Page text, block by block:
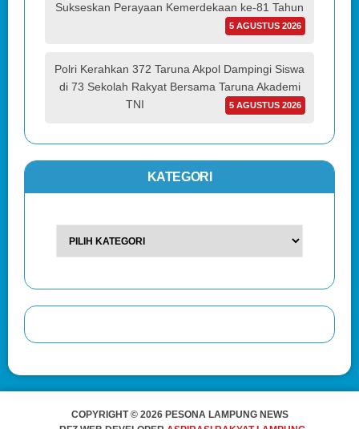
Sukseskan Perayaan Kemerdekaan ke-81 Tahun
5 AGUSTUS 2026
Polri Kerahkan 372 Taruna Akpol Dampingi Siswa
di 73 Sekolah Rakyat Bersama Taruna Akademi
TNI
5 AGUSTUS 2026
KATEGORI
COPYRIGHT © 2026 PESONA LAMPUNG NEWS